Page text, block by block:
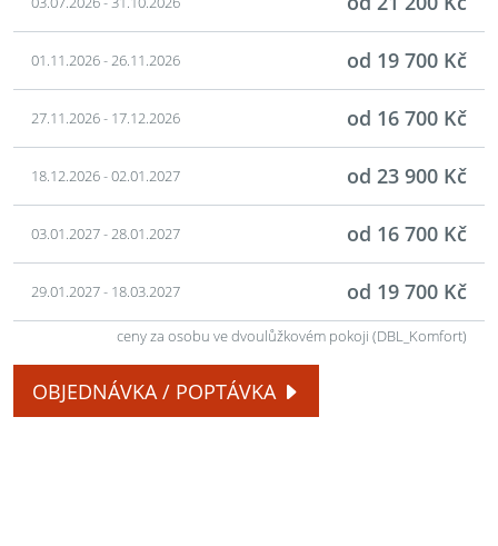
01.11.2026 - 26.11.2026 od 19 700 Kč
27.11.2026 - 17.12.2026 od 16 700 Kč
18.12.2026 - 02.01.2027 od 23 900 Kč
03.01.2027 - 28.01.2027 od 16 700 Kč
29.01.2027 - 18.03.2027 od 19 700 Kč
ceny za osobu ve dvoulůžkovém pokoji (DBL_Komfort)
OBJEDNÁVKA / POPTÁVKA